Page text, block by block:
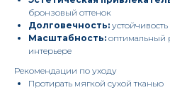
бронзовый оттенок
Долговечность:
Масштабность: оптимальный
интерьере
Рекомендации по уходу
Протирать мягкой сухой тканью